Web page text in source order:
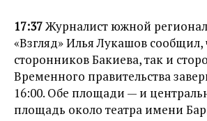
17:37Журналист южной
«Взгляд» Илья Лукашов
сторонников Бакиева, так и
Временного правительства
16:00. Обе площади — и
площадь около театра имени